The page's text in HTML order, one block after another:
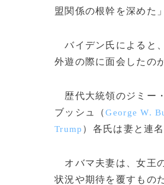
盟関係の根幹を深めた
バイデン氏によると
外遊の際に面会したの
歴代大統領のジミー
ブッシュ（George W.
Trump ）各氏は妻と連
オバマ夫妻は、女王
状況や期待を覆すもの